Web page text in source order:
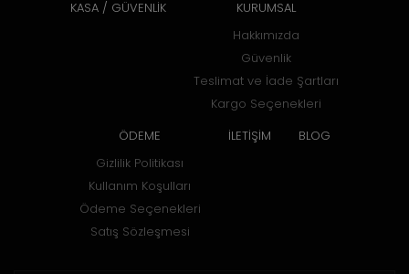
KASA / GÜVENLİK KURUMSAL
Hakkımızda
Güvenlik
Teslimat ve İade Şartları
Kargo Seçenekleri
ÖDEME
Gizlilik Politikası
Kullanım Koşulları
Ödeme Seçenekleri
Satış Sözleşmesi
İLETİŞİM BLOG